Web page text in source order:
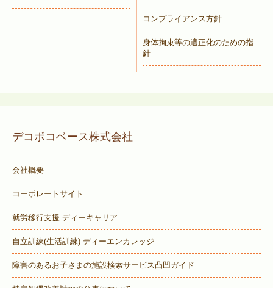
コンプライアンス方針
身体拘束等の適正化のための指
針
デコボコベース株式会社
会社概要
コーポレートサイト
就労移行支援 ディーキャリア
自立訓練(生活訓練) ディーエンカレッジ
障害のあるお子さまの施設検索サービス凸凹ガイド